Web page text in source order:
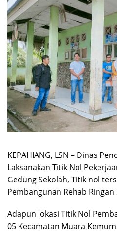
KEPAHIANG, LSN – Dinas
Laksanakan Titik Nol
Gedung Sekolah, Titik nol
Pembangunan Rehab Ringan
Adapun lokasi Titik Nol
05 Kecamatan Muara